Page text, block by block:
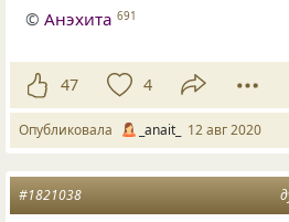
©Анэхита 691
47 4
Опубликовала _anait_ 12 авг 2020
#1821038